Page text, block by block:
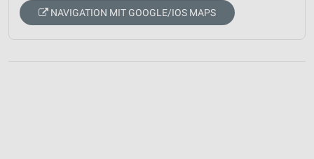
NAVIGATION MIT GOOGLE/IOS MAPS